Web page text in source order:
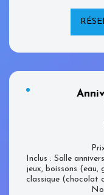
Inclus : Salle
jeux, boissons (eau,
classique (chocolat